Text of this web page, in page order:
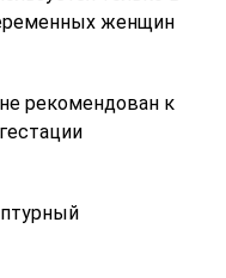
женщин
рекомендован к